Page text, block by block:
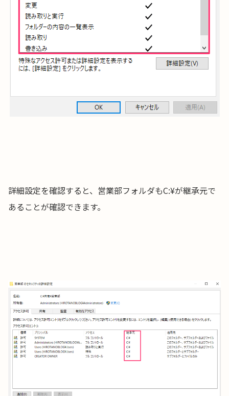
詳細設定を確認すると、営業部フォルダもC:¥が継承元で
あることが確認できます。